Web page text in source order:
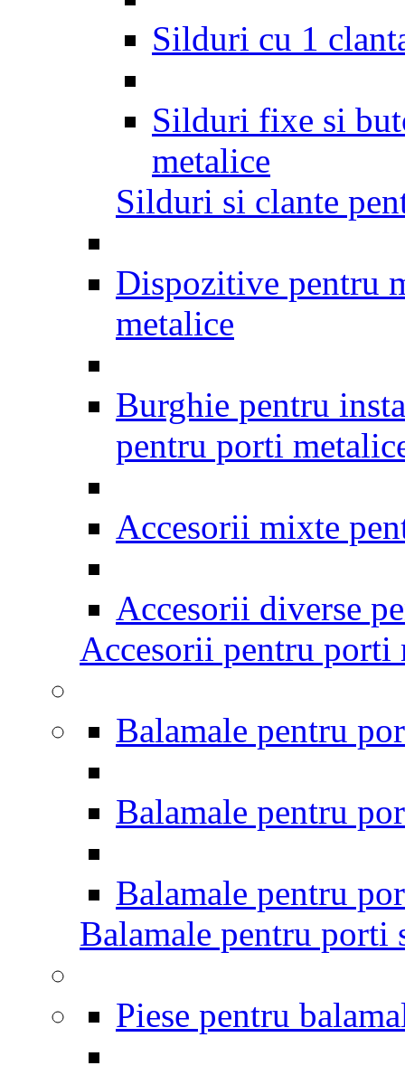
Silduri cu 1
Silduri fixe si
metalice
Silduri si clante
Dispozitive pentru
metalice
Burghie pentru
pentru porti
Accesorii mixte
Accesorii diverse
Accesorii pentru porti
Balamale pentru
Balamale pentru
Balamale pentru
Balamale pentru porti
Piese pentru